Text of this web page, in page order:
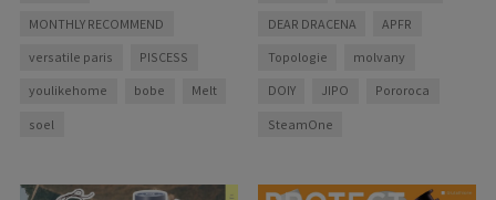
MONTHLY RECOMMEND
versatile paris PISCESS
youlikehome bobe Melt
soel
DEAR DRACENA APFR
Topologie molvany
DOIY JIPO Pororoca
SteamOne